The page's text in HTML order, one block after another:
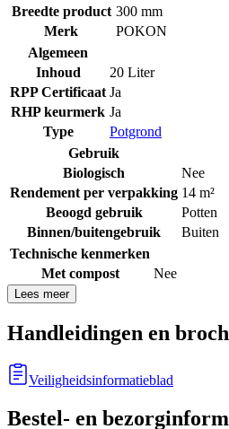
Breedte product 300 mm
Merk
POKON
Algemeen
Inhoud
20 Liter
RPP Certificaat Ja
RHP keurmerk Ja
Type
Potgrond
Gebruik
Biologisch
Nee
Rendement per verpakking 14 m²
Beoogd gebruik
Potten
Binnen/buitengebruik
Buiten
Technische kenmerken
Met compost
Nee
Lees meer
Handleidingen en
Veiligheidsinformatieblad
Bestel- en